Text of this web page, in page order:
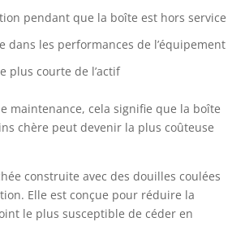
pendant que la boîte est hors service
dans les performances de l’équipement
plus courte de l’actif
maintenance, cela signifie que la boîte
chère peut devenir la plus coûteuse
construite avec des douilles coulées
Elle est conçue pour réduire la
le plus susceptible de céder en